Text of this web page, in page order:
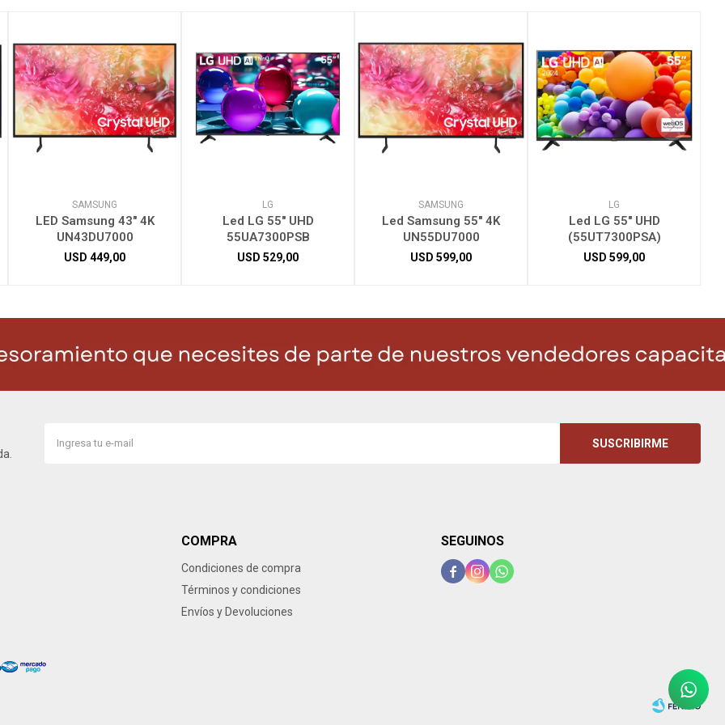
SAMSUNG
LED Samsung 43" 4K
UN43DU7000
USD 449,00
LG
Led LG 55" UHD
55UA7300PSB
USD 529,00
SAMSUNG
Led Samsung 55" 4K
UN55DU7000
USD 599,00
LG
Led LG 55" UHD
(55UT7300PSA)
USD 599,00
SUSCRIBIRME
COMPRA
Condiciones de compra
Términos y condiciones
Envíos y Devoluciones
SEGUINOS
  